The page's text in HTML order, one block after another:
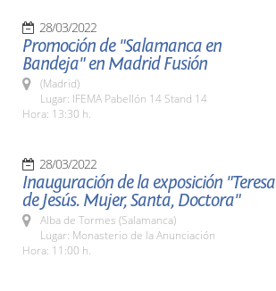
28/03/2022
Promoción de "Salamanca en
Bandeja" en Madrid Fusión
(Madrid)
Lugar: IFEMA Pabellón 14 Stand 14
Hora: 13:30 h.
28/03/2022
Inauguración de la exposición "Teresa
de Jesús. Mujer, Santa, Doctora"
Alba de Tormes (Salamanca)
Lugar: Monasterio de la Anunciación
Hora: 11:00 h.